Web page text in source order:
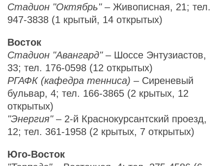
Стадион "Октябрь"– Живописная, 21; тел.
947-3838 (1 крытый, 14 открытых)
Восток
Стадион "Авангард"– Шоссе Энтузиастов,
33; тел. 176-0598 (12 открытых)
РГАФК (кафедра тенниса) – Сиреневый
бульвар, 4; тел. 166-3865 (2 крытых, 12
открытых)
"Энергия"– 2-й Краснокурсантский проезд,
12; тел. 361-1958 (2 крытых, 7 открытых)
Юго-Восток